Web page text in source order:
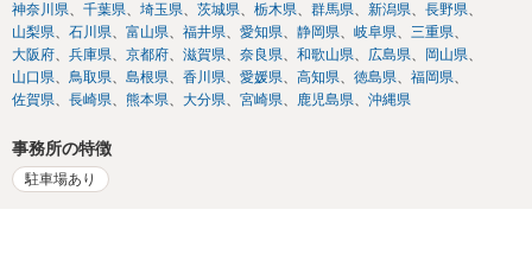
神奈川県
千葉県 埼玉県 茨城県 栃木県 群馬県 新潟県
長野県
山梨県
石川県 富山県 福井県 愛知県 静岡県 岐阜県
三重県
大阪府
兵庫県 京都府 滋賀県 奈良県 和歌山県 広島県
岡山県
山口県
鳥取県 島根県 香川県 愛媛県 高知県 徳島県
福岡県
佐賀県
長崎県 熊本県 大分県 宮崎県 鹿児島県 沖縄県
事務所の特徴
駐車場あり